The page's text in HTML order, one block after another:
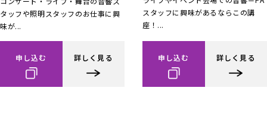
タッフや照明スタッフのお仕事に興
味が...
申し込む 詳しく見る
スタッフに興味があるならこの講
座！...
申し込む 詳しく見る